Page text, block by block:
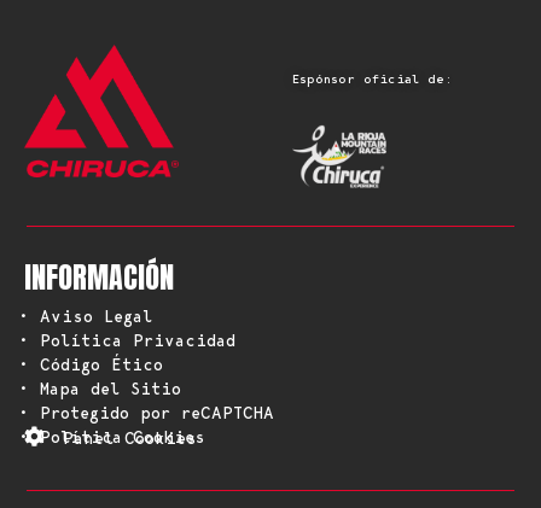
Espónsor oficial de:
INFORMACIÓN
• Aviso Legal
• Política Privacidad
• Código Ético
• Mapa del Sitio
• Protegido por reCAPTCHA
• Política Cookies
Panel Cookies